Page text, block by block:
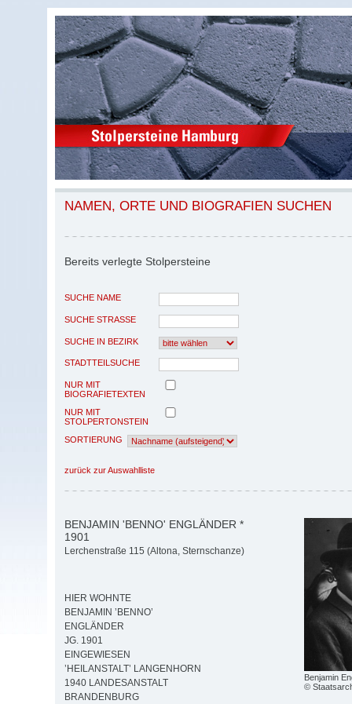
NAMEN, ORTE UND BIOGRAFIEN SUCHEN
Bereits verlegte Stolpersteine
SUCHE NAME
SUCHE STRASSE
SUCHE IN BEZIRK
STADTTEILSUCHE
NUR MIT
BIOGRAFIETEXTEN
NUR MIT
STOLPERTONSTEIN
SORTIERUNG
zurück zur Auswahlliste
Benjamin
©
BENJAMIN 'BENNO' ENGLÄNDER *
1901
Lerchenstraße 115 (Altona, Sternschanze)
HIER WOHNTE
BENJAMIN ’BENNO’
ENGLÄNDER
JG. 1901
EINGEWIESEN
’HEILANSTALT’ LANGENHORN
1940 LANDESANSTALT
BRANDENBURG